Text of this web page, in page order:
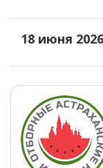
18 июня